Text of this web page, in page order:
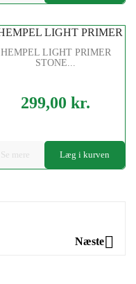
HEMPEL LIGHT PRIMER
STONE...
299,00 kr.
Se mere Læg i kurven
Næste